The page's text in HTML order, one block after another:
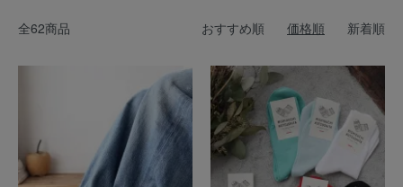
全62商品 おすすめ順 価格順 新着順